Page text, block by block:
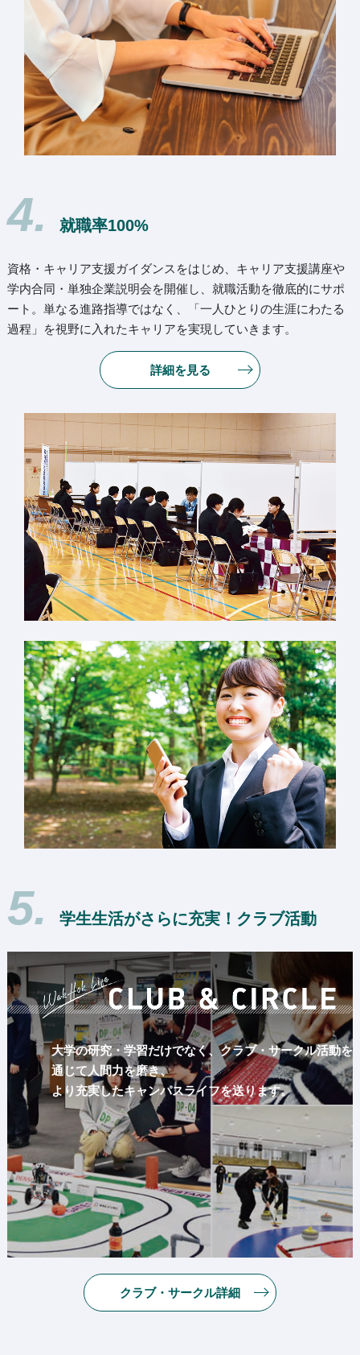
4. 就職率100%
資格・キャリア支援ガイダンスをはじめ、キャリア支援講座や
学内合同・単独企業説明会を開催し、就職活動を徹底的にサポ
ート。単なる進路指導ではなく、「一人ひとりの生涯にわたる
過程」を視野に入れたキャリアを実現していきます。
詳細を見る
5. 学生生活がさらに充実！クラブ活動
大学の研究・学習だけでなく、クラブ・サークル活動を
通じて人間力を磨き、
より充実したキャンパスライフを送ります。
クラブ・サークル詳細